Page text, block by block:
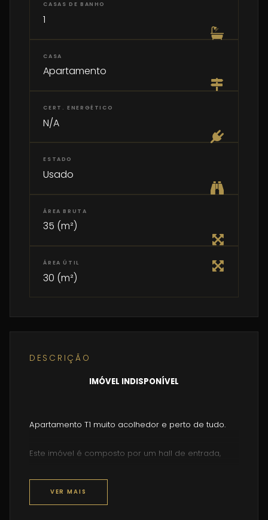
CASAS DE BANHO
1
CASA
Apartamento
CERT. ENERGÉTICO
N/A
ESTADO
Usado
ÁREA BRUTA
35 (m²)
ÁREA ÚTIL
30 (m²)
DESCRIÇÃO
IMÓVEL INDISPONÍVEL
Apartamento T1 muito acolhedor e perto de tudo.
Este imóvel é composto por um hall de entrada,
forno e frigorifico,
VER MAIS